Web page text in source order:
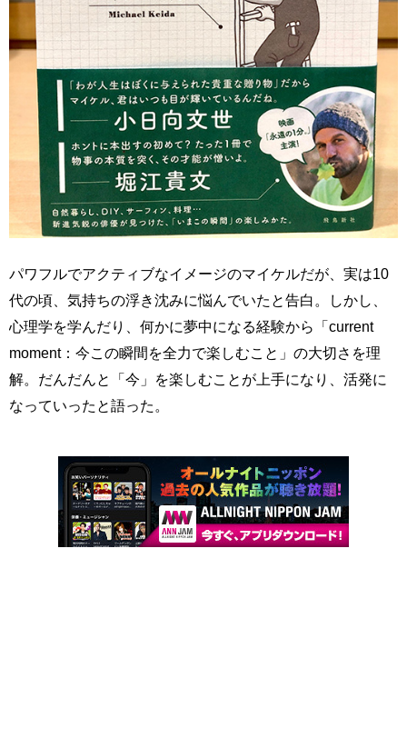
パワフルでアクティブなイメージのマイケルだが、実は10
代の頃、気持ちの浮き沈みに悩んでいたと告白。しかし、
心理学を学んだり、何かに夢中になる経験から「current
moment：今この瞬間を全力で楽しむこと」の大切さを理
解。だんだんと「今」を楽しむことが上手になり、活発に
なっていったと語った。